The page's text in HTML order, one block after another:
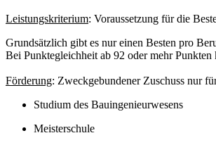
Leistungskriterium: Voraussetzung für die
Grundsätzlich gibt es nur einen Besten pro
Bei Punktegleichheit ab 92 oder mehr
Förderung: Zweckgebundener Zuschuss nur
Studium des Bauingenieurwesens
Meisterschule